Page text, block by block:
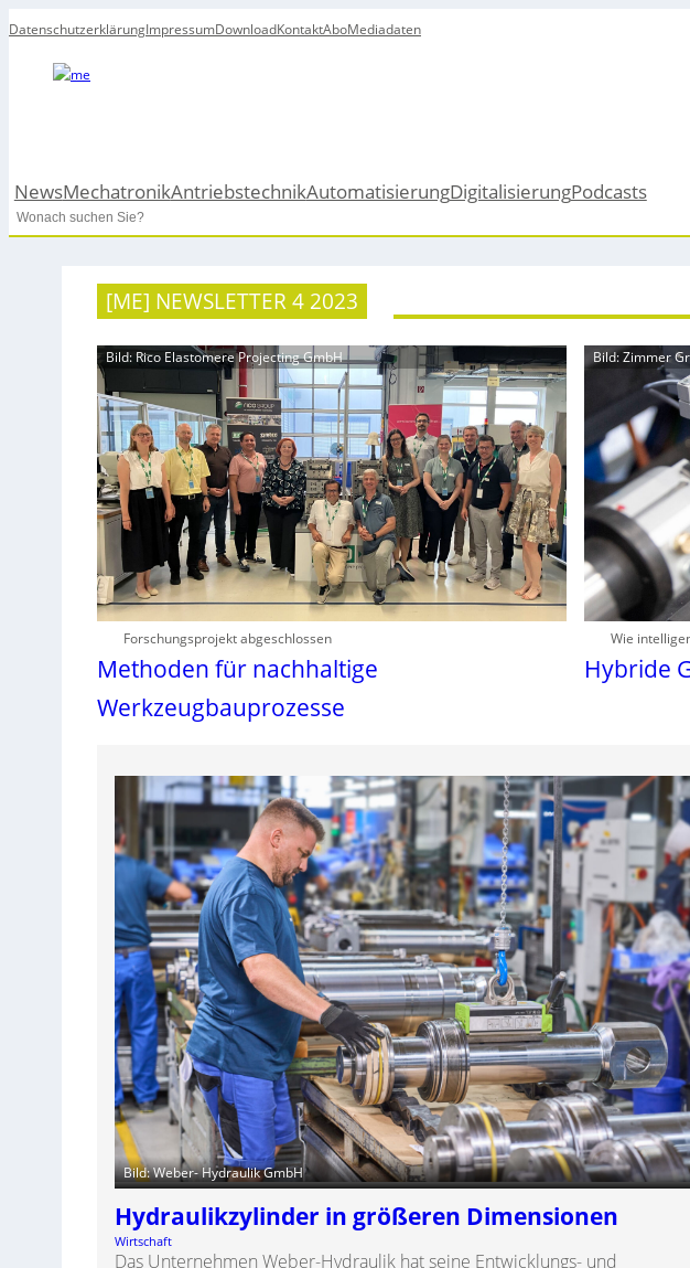
DatenschutzerklärungImpressumDownloadKontaktAboMediadaten
NewsMechatronikAntriebstechnikAutomatisierungDigitalisierungPodcasts
Search
[ME] NEWSLETTER 4 2023
Bild: Rico Elastomere Projecting GmbH
Forschungsprojekt abgeschlossen
Methoden für nachhaltige
Werkzeugbauprozesse
Bild: Zimmer
Wie
Hybride
Bild: Weber- Hydraulik GmbH
Hydraulikzylinder in größeren Dimensionen
Wirtschaft
Das Unternehmen Weber-Hydraulik hat seine Entwicklungs- und